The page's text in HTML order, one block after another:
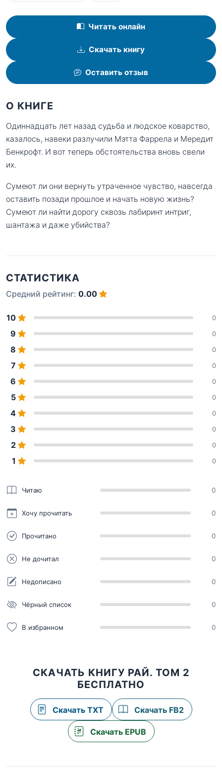
Читать онлайн
Скачать книгу
Оставить отзыв
О КНИГЕ
Одиннадцать лет назад судьба и людское коварство,
казалось, навеки разлучили Мэтта Фаррела и Мередит
Бенкрофт. И вот теперь обстоятельства вновь свели
их.
Сумеют ли они вернуть утраченное чувство, навсегда
оставить позади прошлое и начать новую жизнь?
Сумеют ли найти дорогу сквозь лабиринт интриг,
шантажа и даже убийства?
СТАТИСТИКА
Средний рейтинг: 0.00
10 0
9 0
8 0
7 0
6 0
5 0
4 0
3 0
2 0
1 0
Читаю 0
Хочу прочитать 0
Прочитано 0
Не дочитал 0
Недописано 0
Чёрный список 0
В избранном 0
СКАЧАТЬ КНИГУ РАЙ. ТОМ 2
БЕСПЛАТНО
Скачать TXT Скачать FB2
Скачать EPUB